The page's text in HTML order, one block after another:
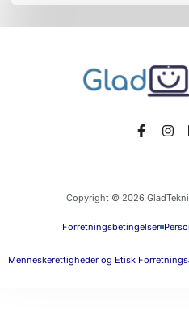
Copyright © 2026
Forretningsbetingelser
Menneskerettigheder og Etisk